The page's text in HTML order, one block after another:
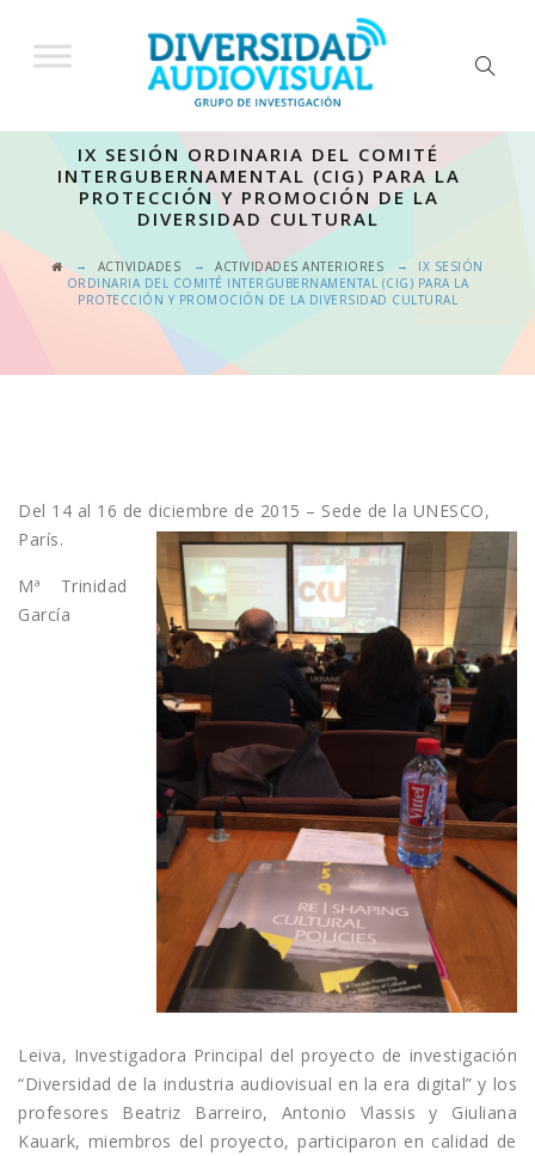
IX SESIÓN ORDINARIA DEL COMITÉ
INTERGUBERNAMENTAL (CIG) PARA LA
PROTECCIÓN Y PROMOCIÓN DE LA
DIVERSIDAD CULTURAL
→ ACTIVIDADES → ACTIVIDADES ANTERIORES →
IX SESIÓN
ORDINARIA DEL COMITÉ INTERGUBERNAMENTAL (CIG) PARA LA
PROTECCIÓN Y PROMOCIÓN DE LA DIVERSIDAD CULTURAL
Del 14 al 16 de diciembre de 2015 – Sede de la UNESCO,
París.
Mª Trinidad
García
Leiva, Investigadora Principal del proyecto de investigación
“Diversidad de la industria audiovisual en la era digital” y los
profesores Beatriz Barreiro, Antonio Vlassis y Giuliana
Kauark, miembros del proyecto, participaron en calidad de